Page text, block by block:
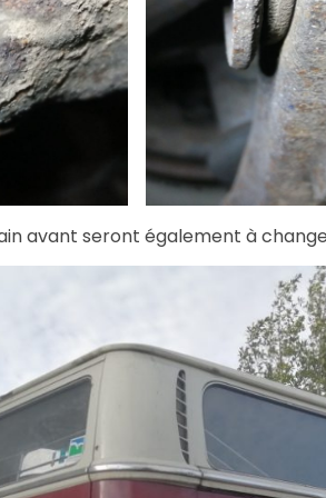
avant seront également à